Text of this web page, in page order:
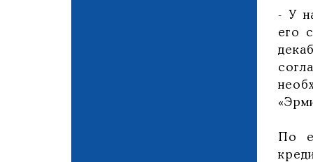
- У
его
По